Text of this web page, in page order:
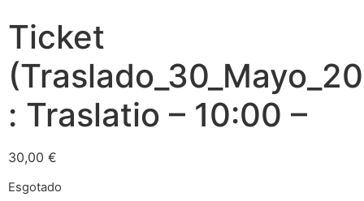
Ticket
: Traslatio – 10:00 –
30,00 €
Esgotado